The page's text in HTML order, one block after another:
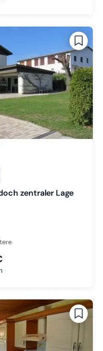
1 wechseln
2 wechseln
3 wechseln
zentraler Lage